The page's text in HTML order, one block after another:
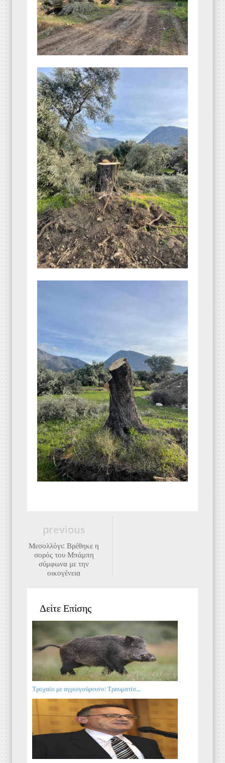
previous
Μεσολλόγι: Βρέθηκε η
σορός του Μπάμπη
σύμφωνα με την
οικογένεια
Δείτε Επίσης
Τροχαίο με αγριογούρουνο: Τραυματίσ...